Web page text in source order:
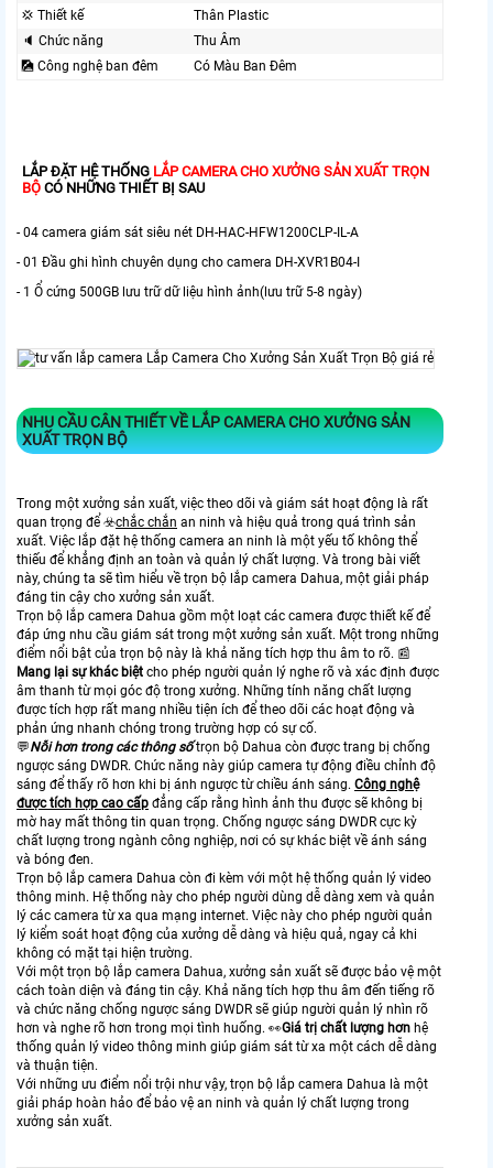
💢 Thiết kế
Thân Plastic
🔈 Chức năng
Thu Âm
🎑 Công nghệ ban đêm
Có Màu Ban Ðêm
LẮP ĐẶT HỆ THỐNG LẮP CAMERA CHO XƯỞNG SẢN XUẤT TRỌN
BỘ CÓ NHỮNG THIẾT BỊ SAU
- 04 camera giám sát siêu nét DH-HAC-HFW1200CLP-IL-A
- 01 Đầu ghi hình chuyên dụng cho camera DH-XVR1B04-I
- 1 Ổ cứng 500GB lưu trữ dữ liệu hình ảnh(lưu trữ 5-8 ngày)
NHU CẦU CÂN THIẾT VỀ LẮP CAMERA CHO XƯỞNG SẢN
XUẤT TRỌN BỘ
Trong một xưởng sản xuất, việc theo dõi và giám sát hoạt động là rất
quan trọng để ☣️chắc chắn an ninh và hiệu quả trong quá trình sản
xuất. Việc lắp đặt hệ thống camera an ninh là một yếu tố không thể
thiếu để khẳng định an toàn và quản lý chất lượng. Và trong bài viết
này, chúng ta sẽ tìm hiểu về trọn bộ lắp camera Dahua, một giải pháp
đáng tin cậy cho xưởng sản xuất.
Trọn bộ lắp camera Dahua gồm một loạt các camera được thiết kế để
đáp ứng nhu cầu giám sát trong một xưởng sản xuất. Một trong những
điểm nổi bật của trọn bộ này là khả năng tích hợp thu âm to rõ. 📰
Mang lại sự khác biệt cho phép người quản lý nghe rõ và xác định được
âm thanh từ mọi góc độ trong xưởng. Những tính năng chất lượng
được tích hợp rất mang nhiều tiện ích để theo dõi các hoạt động và
phản ứng nhanh chóng trong trường hợp có sự cố.
💬Nỗi hơn trong các thông sốtrọn bộ Dahua còn được trang bị chống
ngược sáng DWDR. Chức năng này giúp camera tự động điều chỉnh độ
sáng để thấy rõ hơn khi bị ánh ngược từ chiều ánh sáng. Công nghệ
được tích hợp cao cấp đẳng cấp rằng hình ảnh thu được sẽ không bị
mờ hay mất thông tin quan trọng. Chống ngược sáng DWDR cực kỳ
chất lượng trong ngành công nghiệp, nơi có sự khác biệt về ánh sáng
và bóng đen.
Trọn bộ lắp camera Dahua còn đi kèm với một hệ thống quản lý video
thông minh. Hệ thống này cho phép người dùng dễ dàng xem và quản
lý các camera từ xa qua mạng internet. Việc này cho phép người quản
lý kiểm soát hoạt động của xưởng dễ dàng và hiệu quả, ngay cả khi
không có mặt tại hiện trường.
Với một trọn bộ lắp camera Dahua, xưởng sản xuất sẽ được bảo vệ một
cách toàn diện và đáng tin cậy. Khả năng tích hợp thu âm đến tiếng rõ
và chức năng chống ngược sáng DWDR sẽ giúp người quản lý nhìn rõ
hơn và nghe rõ hơn trong mọi tình huống. ️👀Giá trị chất lượng hơn hệ
thống quản lý video thông minh giúp giám sát từ xa một cách dễ dàng
và thuận tiện.
Với những ưu điểm nổi trội như vậy, trọn bộ lắp camera Dahua là một
giải pháp hoàn hảo để bảo vệ an ninh và quản lý chất lượng trong
xưởng sản xuất.